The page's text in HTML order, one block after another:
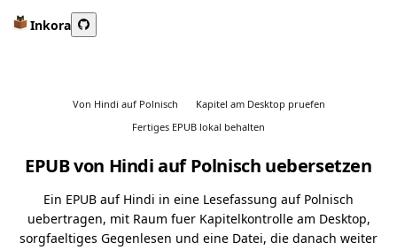
Inkora
Von Hindi auf Polnisch
Kapitel am Desktop pruefen
Fertiges EPUB lokal behalten
EPUB von Hindi auf Polnisch uebersetzen
Ein EPUB auf Hindi in eine Lesefassung auf Polnisch
uebertragen, mit Raum fuer Kapitelkontrolle am Desktop,
sorgfaeltiges Gegenlesen und eine Datei, die danach weiter